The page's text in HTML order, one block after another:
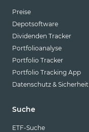
Preise
Depotsoftware
Dividenden Tracker
Portfolioanalyse
Portfolio Tracker
Portfolio Tracking App
Datenschutz & Sicherheit
Suche
ETF-Suche